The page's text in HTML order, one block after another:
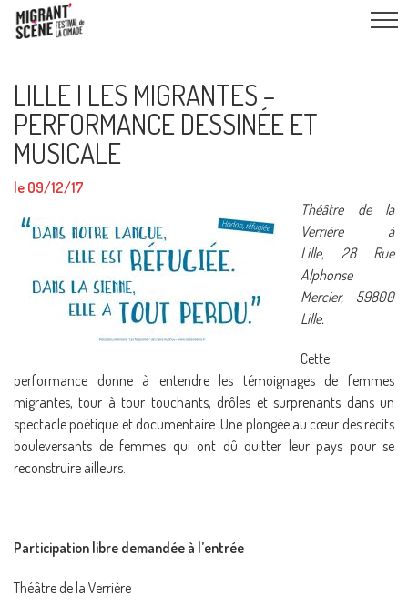
LILLE I LES MIGRANTES –
PERFORMANCE DESSINÉE ET
MUSICALE
le 09/12/17
Théâtre de la
Verrière à
Lille, 28 Rue
Alphonse
Mercier, 59800
Lille.
Cette
performance donne à entendre les témoignages de femmes
migrantes, tour à tour touchants, drôles et surprenants dans un
spectacle poétique et documentaire. Une plongée au cœur des récits
bouleversants de femmes qui ont dû quitter leur pays pour se
reconstruire ailleurs.
Participation libre demandée à l’entrée
Théâtre de la Verrière